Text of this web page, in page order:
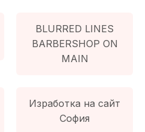
BLURRED LINES
BARBERSHOP ON
MAIN
Изработка на сайт
София